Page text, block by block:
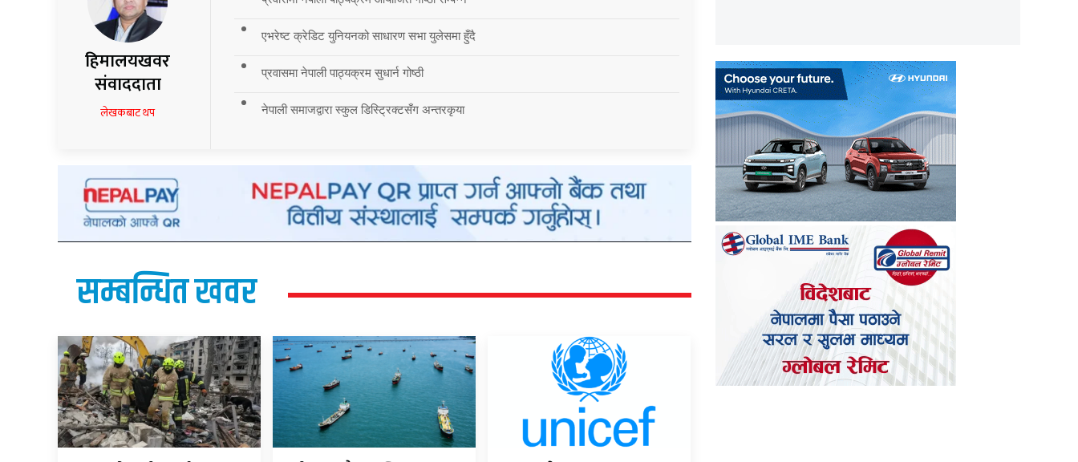
हिमालयखवर
संवाददाता
लेखकबाट थप
एभरेष्ट क्रेडिट युनियनको साधारण सभा युलेसमा हुँदै
प्रवासमा नेपाली पाठ्यक्रम सुधार्न गोष्ठी
नेपाली समाजद्वारा स्कुल डिस्ट्रिक्टसँग अन्तरकृया
सम्बन्धित खवर